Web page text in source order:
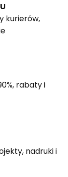
kurierów,
rabaty i
nadruki i